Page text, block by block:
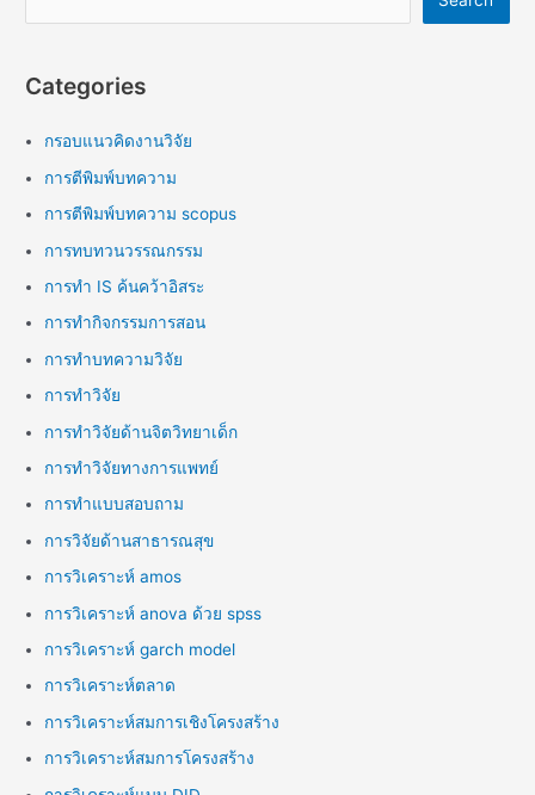
Categories
กรอบแนวคิดงานวิจัย
การตีพิมพ์บทความ
การตีพิมพ์บทความ scopus
การทบทวนวรรณกรรม
การทำ IS ค้นคว้าอิสระ
การทำกิจกรรมการสอน
การทำบทความวิจัย
การทำวิจัย
การทำวิจัยด้านจิตวิทยาเด็ก
การทำวิจัยทางการแพทย์
การทำแบบสอบถาม
การวิจัยด้านสาธารณสุข
การวิเคราะห์ amos
การวิเคราะห์ anova ด้วย spss
การวิเคราะห์ garch model
การวิเคราะห์ตลาด
การวิเคราะห์สมการเชิงโครงสร้าง
การวิเคราะห์สมการโครงสร้าง